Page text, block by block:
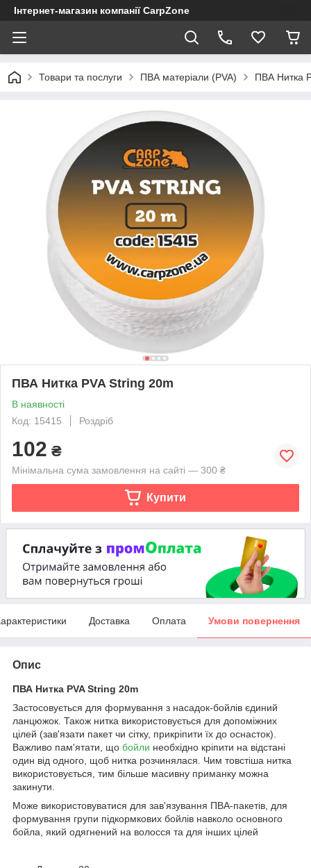
Інтернет-магазин компанії CarpZone
Товари та послуги ПВА матеріали (PVA) ПВА Нитка
ПВА Нитка PVA String 20m
В наявності
Код: 15415
Роздріб
102 ₴
Мінімальна сума замовлення на сайті — 300 ₴
Купити
Доставка Оплата Умови повернення
Опис
ПВА Нитка PVA String 20m
Застосовується для формування з насадок-бойлів єдиний
ланцюжок. Також нитка використовується для допоміжних
цілей (зав'язати пакет чи сітку, прикріпити їх до оснасток).
Важливо пам'ятати, що бойли необхідно кріпити на відстані
один від одного, щоб нитка розчинялася. Чим товстіша нитка
використовується, тим більше масивну приманку можна
закинути.
Може використовуватися для зав'язування ПВА-пакетів, для
формування групи підкормкових бойлів навколо основного
бойла, який одягнений на волосся та для інших цілей